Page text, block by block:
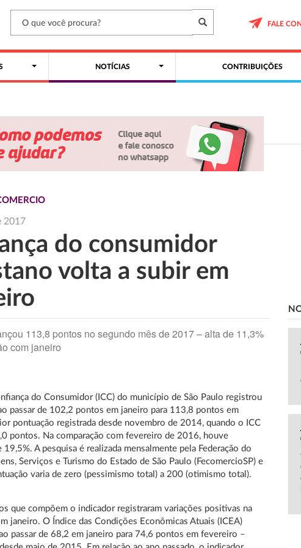
FALE
NOTÍCIAS CONTRIBUIÇÕES
2017
do consumidor
volta a subir em
113,8 pontos no segundo mês de 2017 – alta de 11,3%
com janeiro
do Consumidor (ICC) do município de São Paulo registrou
passar de 102,2 pontos em janeiro para 113,8 pontos em
pontuação registrada desde novembro de 2014, quando o ICC
pontos. Na comparação com fevereiro de 2016, houve
A pesquisa é realizada mensalmente pela Federação do
Serviços e Turismo do Estado de São Paulo (FecomercioSP) e
varia de zero (pessimismo total) a 200 (otimismo total).
que compõem o indicador registraram variações positivas na
janeiro. O Índice das Condições Econômicas Atuais (ICEA)
passar de 68,2 em janeiro para 74,6 pontos em fevereiro –